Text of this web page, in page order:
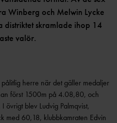
Winberg och Melwin Lycke
distriktet skramlade ihop 14
valör.
herre när det gäller medaljer
först 1500m på 4.08,80, och
blev Ludvig Palmqvist,
med 60,18, klubbkamraten Edvin